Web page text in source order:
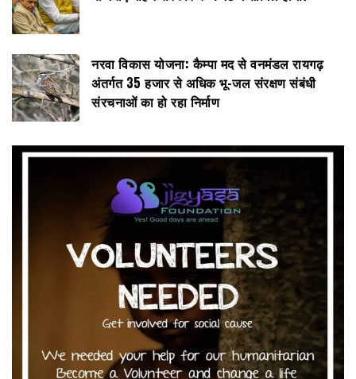
नरवा विकास योजना: कैम्पा मद से वनमंडल रायगढ़
अंतर्गत 35 हजार से अधिक भू-जल संरक्षण संबंधी
संरचनाओं का हो रहा निर्माण